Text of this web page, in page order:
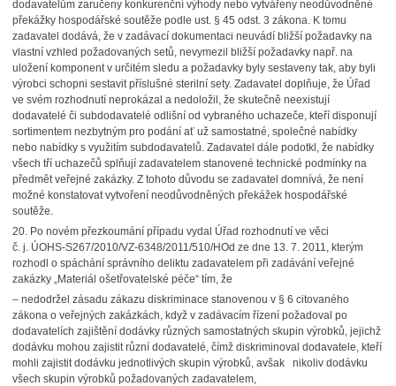
dodavatelům zaručeny konkurenční výhody nebo vytvářeny neodůvodněné
překážky hospodářské soutěže podle ust. § 45 odst. 3 zákona. K tomu
zadavatel dodává, že v zadávací dokumentaci neuvádí bližší požadavky na
vlastní vzhled požadovaných setů, nevymezil bližší požadavky např. na
uložení komponent v určitém sledu a požadavky byly sestaveny tak, aby byli
výrobci schopni sestavit příslušné sterilní sety. Zadavatel doplňuje, že Úřad
ve svém rozhodnutí neprokázal a nedoložil, že skutečně neexistují
dodavatelé či subdodavatelé odlišní od vybraného uchazeče, kteří disponují
sortimentem nezbytným pro podání ať už samostatné, společné nabídky
nebo nabídky s využitím subdodavatelů. Zadavatel dále podotkl, že nabídky
všech tří uchazečů splňují zadavatelem stanovené technické podmínky na
předmět veřejné zakázky. Z tohoto důvodu se zadavatel domnívá, že není
možné konstatovat vytvoření neodůvodněných překážek hospodářské
soutěže.
20. Po novém přezkoumání případu vydal Úřad rozhodnutí ve věci
č. j. ÚOHS-S267/2010/VZ-6348/2011/510/HOd ze dne 13. 7. 2011, kterým
rozhodl o spáchání správního deliktu zadavatelem při zadávání veřejné
zakázky „Materiál ošetřovatelské péče“ tím, že
– nedodržel zásadu zákazu diskriminace stanovenou v § 6 citovaného
zákona o veřejných zakázkách, když v zadávacím řízení požadoval po
dodavatelích zajištění dodávky různých samostatných skupin výrobků, jejichž
dodávku mohou zajistit různí dodavatelé, čímž diskriminoval dodavatele, kteří
mohli zajistit dodávku jednotlivých skupin výrobků, avšak nikoliv dodávku
všech skupin výrobků požadovaných zadavatelem,